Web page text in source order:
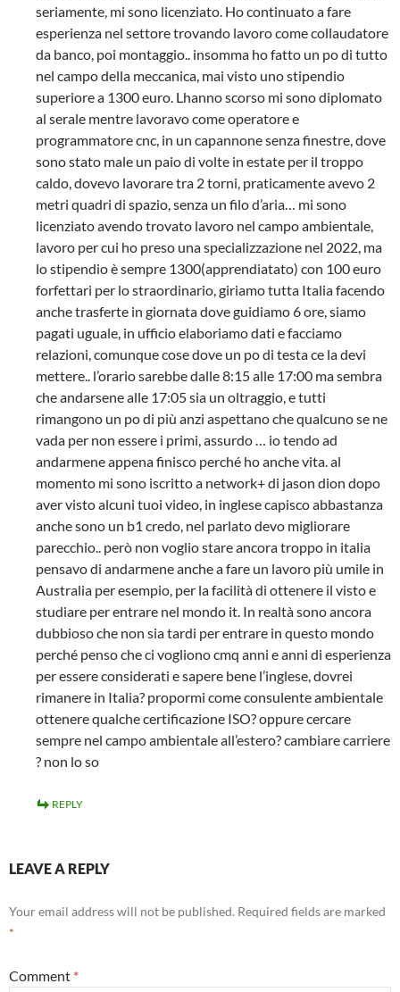
seriamente, mi sono licenziato. Ho continuato a fare
esperienza nel settore trovando lavoro come collaudatore
da banco, poi montaggio.. insomma ho fatto un po di tutto
nel campo della meccanica, mai visto uno stipendio
superiore a 1300 euro. Lhanno scorso mi sono diplomato
al serale mentre lavoravo come operatore e
programmatore cnc, in un capannone senza finestre, dove
sono stato male un paio di volte in estate per il troppo
caldo, dovevo lavorare tra 2 torni, praticamente avevo 2
metri quadri di spazio, senza un filo d’aria… mi sono
licenziato avendo trovato lavoro nel campo ambientale,
lavoro per cui ho preso una specializzazione nel 2022, ma
lo stipendio è sempre 1300(apprendiatato) con 100 euro
forfettari per lo straordinario, giriamo tutta Italia facendo
anche trasferte in giornata dove guidiamo 6 ore, siamo
pagati uguale, in ufficio elaboriamo dati e facciamo
relazioni, comunque cose dove un po di testa ce la devi
mettere.. l’orario sarebbe dalle 8:15 alle 17:00 ma sembra
che andarsene alle 17:05 sia un oltraggio, e tutti
rimangono un po di più anzi aspettano che qualcuno se ne
vada per non essere i primi, assurdo … io tendo ad
andarmene appena finisco perché ho anche vita. al
momento mi sono iscritto a network+ di jason dion dopo
aver visto alcuni tuoi video, in inglese capisco abbastanza
anche sono un b1 credo, nel parlato devo migliorare
parecchio.. però non voglio stare ancora troppo in italia
pensavo di andarmene anche a fare un lavoro più umile in
Australia per esempio, per la facilità di ottenere il visto e
studiare per entrare nel mondo it. In realtà sono ancora
dubbioso che non sia tardi per entrare in questo mondo
perché penso che ci vogliono cmq anni e anni di esperienza
per essere considerati e sapere bene l’inglese, dovrei
rimanere in Italia? propormi come consulente ambientale
ottenere qualche certificazione ISO? oppure cercare
sempre nel campo ambientale all’estero? cambiare carriere
? non lo so
REPLY
LEAVE A REPLY
Your email address will not be published. Required fields are marked
*
Comment *